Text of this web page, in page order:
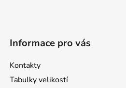
Informace pro vás
Kontakty
Tabulky velikostí